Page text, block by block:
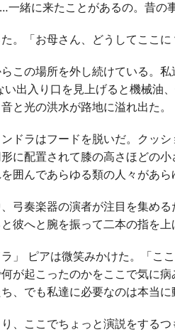
緒に来たことがあるの。昔の事
。「お母さん、どうしてここに
この場所を外し続けている。
出入り口を見上げると機械油
と光の洪水が路地に溢れ出た。
ドラはフードを脱いだ。クッ
に配置されて膝の高さほどの
囲んであらゆる類の人々があら
弓奏楽器の演者が注目を集め
彼へと腕を振って二本の指を上
」 ピアは微笑みかけた。「こ
が起こったのかをここで気に
、でも私達に必要なのは本当に
、ここでちょっと演説をする